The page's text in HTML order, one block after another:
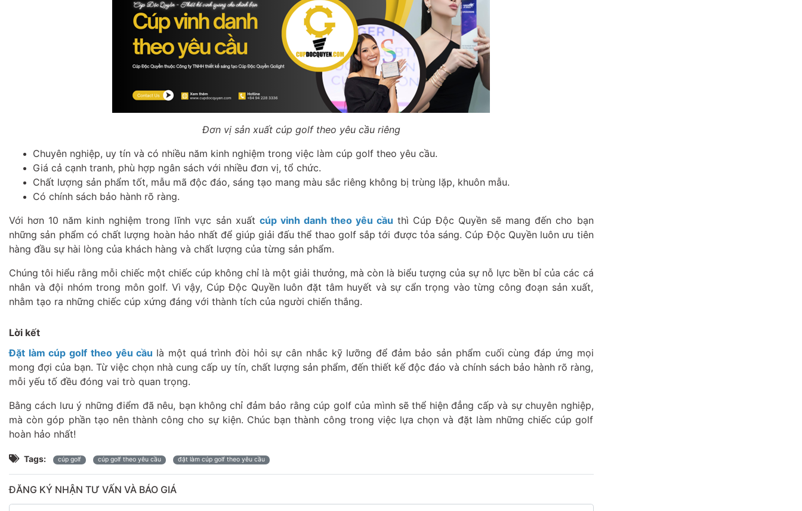
Đơn vị sản xuất cúp golf theo yêu cầu riêng
Chuyên nghiệp, uy tín và có nhiều năm kinh nghiệm trong việc làm cúp golf theo yêu cầu.
Giá cả cạnh tranh, phù hợp ngân sách với nhiều đơn vị, tổ chức.
Chất lượng sản phẩm tốt, mẫu mã độc đáo, sáng tạo mang màu sắc riêng không bị trùng lặp, khuôn mẫu.
Có chính sách bảo hành rõ ràng.
Với hơn 10 năm kinh nghiệm trong lĩnh vực sản xuất cúp vinh danh theo yêu cầu thì Cúp Độc Quyền sẽ mang đến cho bạn
những sản phẩm có chất lượng hoàn hảo nhất để giúp giải đấu thể thao golf sắp tới được tỏa sáng. Cúp Độc Quyền luôn ưu tiên
hàng đầu sự hài lòng của khách hàng và chất lượng của từng sản phẩm.
Chúng tôi hiểu rằng mỗi chiếc một chiếc cúp không chỉ là một giải thưởng, mà còn là biểu tượng của sự nỗ lực bền bỉ của các cá
nhân và đội nhóm trong môn golf. Vì vậy, Cúp Độc Quyền luôn đặt tâm huyết và sự cẩn trọng vào từng công đoạn sản xuất,
nhằm tạo ra những chiếc cúp xứng đáng với thành tích của người chiến thắng.
Lời kết
Đặt làm cúp golf theo yêu cầu là một quá trình đòi hỏi sự cân nhắc kỹ lưỡng để đảm bảo sản phẩm cuối cùng đáp ứng mọi
mong đợi của bạn. Từ việc chọn nhà cung cấp uy tín, chất lượng sản phẩm, đến thiết kế độc đáo và chính sách bảo hành rõ ràng,
mỗi yếu tố đều đóng vai trò quan trọng.
Bằng cách lưu ý những điểm đã nêu, bạn không chỉ đảm bảo rằng cúp golf của mình sẽ thể hiện đẳng cấp và sự chuyên nghiệp,
mà còn góp phần tạo nên thành công cho sự kiện. Chúc bạn thành công trong việc lựa chọn và đặt làm những chiếc cúp golf
hoàn hảo nhất!
Tags: cúp golf cúp golf theo yêu cầu đặt làm cúp golf theo yêu cầu
ĐĂNG KÝ NHẬN TƯ VẤN VÀ BÁO GIÁ